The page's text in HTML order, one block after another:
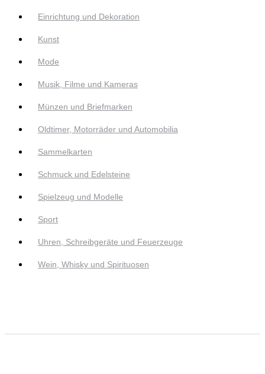
Einrichtung und Dekoration
Kunst
Mode
Musik, Filme und Kameras
Münzen und Briefmarken
Oldtimer, Motorräder und Automobilia
Sammelkarten
Schmuck und Edelsteine
Spielzeug und Modelle
Sport
Uhren, Schreibgeräte und Feuerzeuge
Wein, Whisky und Spirituosen